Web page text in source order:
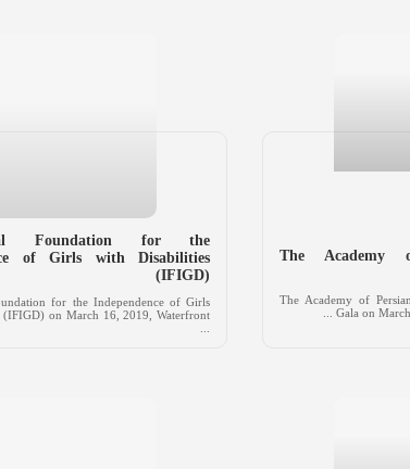
The Academy
The Academy of
Gala on
Foundation for the
of Girls with Disabilities
(IFIGD)
for the Independence of Girls
(IFIGD) on March 16, 2019, Waterfront